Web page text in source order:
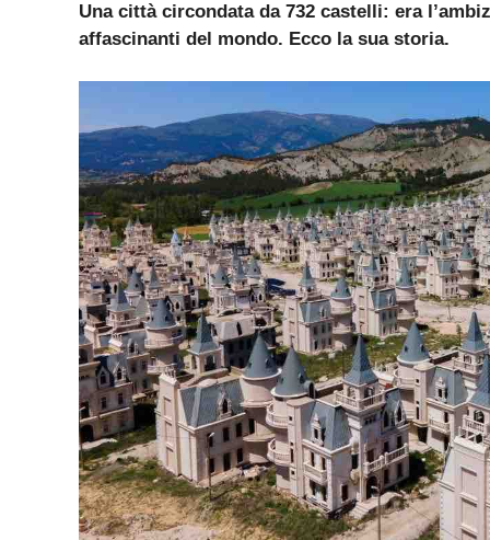
Una città circondata da 732 castelli: era
affascinanti del mondo. Ecco la sua storia.